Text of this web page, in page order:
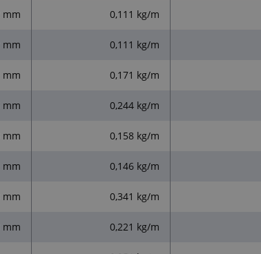
mm 0,111 kg/m
mm 0,111 kg/m
mm 0,171 kg/m
mm 0,244 kg/m
mm 0,158 kg/m
mm 0,146 kg/m
mm 0,341 kg/m
mm 0,221 kg/m